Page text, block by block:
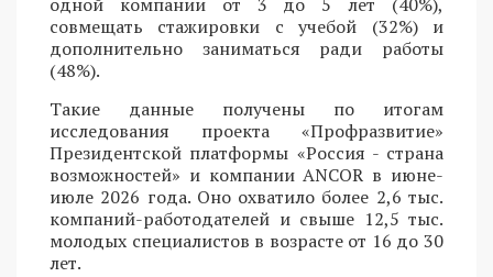
совмещать стажировки с учебой (32%) и
дополнительно заниматься ради работы
(48%).
Такие данные получены по итогам
исследования проекта «Профразвитие»
Президентской платформы «Россия - страна
возможностей» и компании ANCOR в июне-
июле 2026 года. Оно охватило более 2,6 тыс.
компаний-работодателей и свыше 12,5 тыс.
молодых специалистов в возрасте от 16 до 30
лет.